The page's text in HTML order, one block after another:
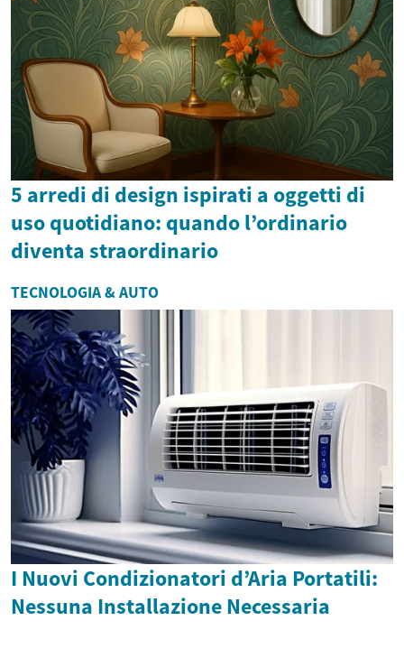
5 arredi di design ispirati a oggetti di
uso quotidiano: quando l’ordinario
diventa straordinario
TECNOLOGIA & AUTO
I Nuovi Condizionatori d’Aria Portatili:
Nessuna Installazione Necessaria